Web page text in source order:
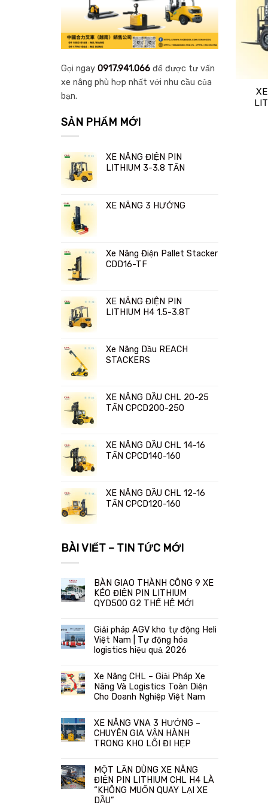
Gọi ngay 0917.941.066 để được tư vấn
xe nâng phù hợp nhất với nhu cầu của
bạn.
SẢN PHẨM MỚI
XE NÂNG ĐIỆN PIN
LITHIUM 3-3.8 TẤN
XE NÂNG 3 HƯỚNG
Xe Nâng Điện Pallet Stacker
CDD16-TF
XE NÂNG ĐIỆN PIN
LITHIUM H4 1.5-3.8T
Xe Nâng Dầu REACH
STACKERS
XE NÂNG DẦU CHL 20-25
TẤN CPCD200-250
XE NÂNG DẦU CHL 14-16
TẤN CPCD140-160
XE NÂNG DẦU CHL 12-16
TẤN CPCD120-160
BÀI VIẾT – TIN TỨC MỚI
BÀN GIAO THÀNH CÔNG 9 XE
KÉO ĐIỆN PIN LITHIUM
QYD500 G2 THẾ HỆ MỚI
Giải pháp AGV kho tự động Heli
Việt Nam | Tự động hóa
logistics hiệu quả 2026
Xe Nâng CHL – Giải Pháp Xe
Nâng Và Logistics Toàn Diện
Cho Doanh Nghiệp Việt Nam
XE NÂNG VNA 3 HƯỚNG –
CHUYÊN GIA VẬN HÀNH
TRONG KHO LỐI ĐI HẸP
MỘT LẦN DÙNG XE NÂNG
ĐIỆN PIN LITHIUM CHL H4 LÀ
“KHÔNG MUỐN QUAY LẠI XE
DẦU”